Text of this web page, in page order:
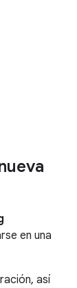
en una
así